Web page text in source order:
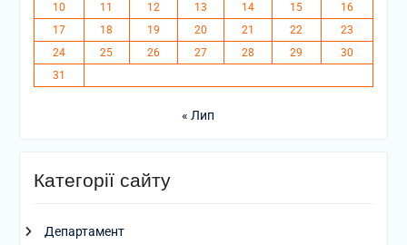
10
11 12 13 14 15
16
17
18 19 20 21 22
23
24
25 26 27 28 29
30
31
« Лип
Категорії сайту
Департамент